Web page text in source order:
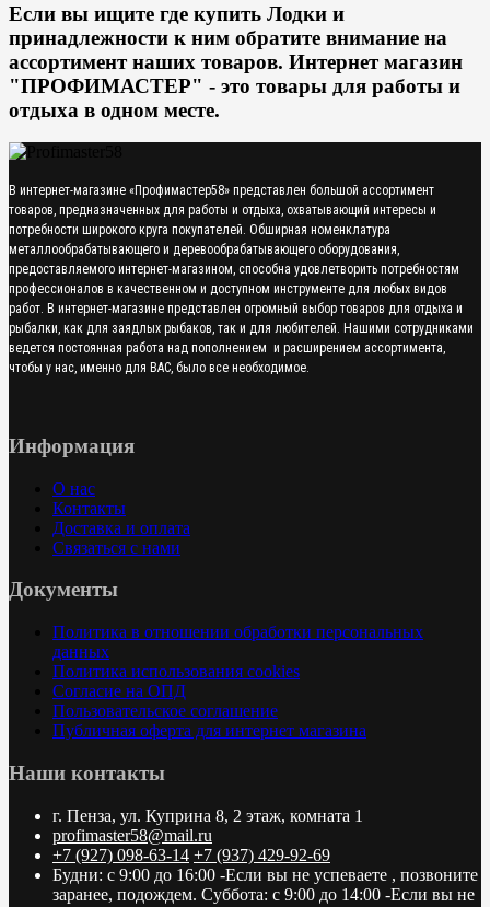
Если вы ищите где купить Лодки и
принадлежности к ним обратите внимание на
ассортимент наших товаров. Интернет магазин
"ПРОФИМАСТЕР" - это товары для работы и
отдыха в одном месте.
В интернет-магазине «Профимастер58» представлен большой ассортимент
товаров, предназначенных для работы и отдыха, охватывающий интересы и
потребности широкого круга покупателей. Обширная номенклатура
металлообрабатывающего и деревообрабатывающего оборудования,
предоставляемого интернет-магазином, способна удовлетворить потребностям
профессионалов в качественном и доступном инструменте для любых видов
работ. В интернет-магазине представлен огромный выбор товаров для отдыха и
рыбалки, как для заядлых рыбаков, так и для любителей. Нашими сотрудниками
ведется постоянная работа над пополнением и расширением ассортимента,
чтобы у нас, именно для ВАС, было все необходимое.
Информация
О нас
Контакты
Доставка и оплата
Связаться с нами
Документы
Политика в отношении обработки персональных
данных
Политика использования cookies
Согласие на ОПД
Пользовательское соглашение
Публичная оферта для интернет магазина
Наши контакты
г. Пенза, ул. Куприна 8, 2 этаж, комната 1
profimaster58@mail.ru
+7 (927) 098-63-14 +7 (937) 429-92-69
Будни: с 9:00 до 16:00 -Если вы не успеваете , позвоните
заранее, подождем. Суббота: с 9:00 до 14:00 -Если вы не